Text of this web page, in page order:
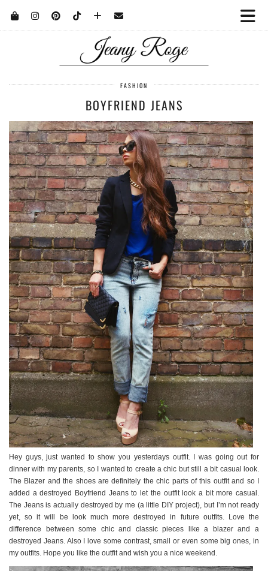
FASHION
BOYFRIEND JEANS
Hey guys, just wanted to show you yesterdays outfit. I was going out for
dinner with my parents, so I wanted to create a chic but still a bit casual look.
The Blazer and the shoes are definitely the chic parts of this outfit and so I
added a destroyed Boyfriend Jeans to let the outfit look a bit more casual.
The Jeans is actually destroyed by me (a little DIY project), but I’m not ready
yet, so it will be look much more destroyed in future outfits. Love the
difference between some chic and classic pieces like a blazer and a
destroyed Jeans. Also I love some contrast, small or even some big ones, in
my outfits. Hope you like the outfit and wish you a nice weekend.